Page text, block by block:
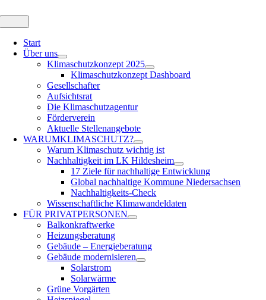
springen
Navigation
Start
Über uns
Klimaschutzkonzept 2025
Klimaschutzkonzept Dashboard
Gesellschafter
Aufsichtsrat
Die Klimaschutzagentur
Förderverein
Aktuelle Stellenangebote
WARUMKLIMASCHUTZ?
Warum Klimaschutz wichtig ist
Nachhaltigkeit im LK Hildesheim
17 Ziele für nachhaltige Entwicklung
Global nachhaltige Kommune Niedersachsen
Nachhaltigkeits-Check
Wissenschaftliche Klimawandeldaten
FÜRPRIVATPERSONEN
Balkonkraftwerke
Heizungsberatung
Gebäude – Energieberatung
Gebäude modernisieren
Solarstrom
Solarwärme
Grüne Vorgärten